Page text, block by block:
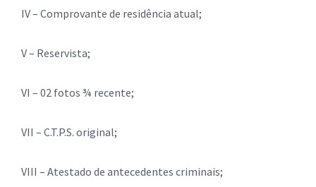
IV – Comprovante de residência atual;
V – Reservista;
VI – 02 fotos ¾ recente;
VII – C.T.P.S. original;
VIII – Atestado de antecedentes criminais;